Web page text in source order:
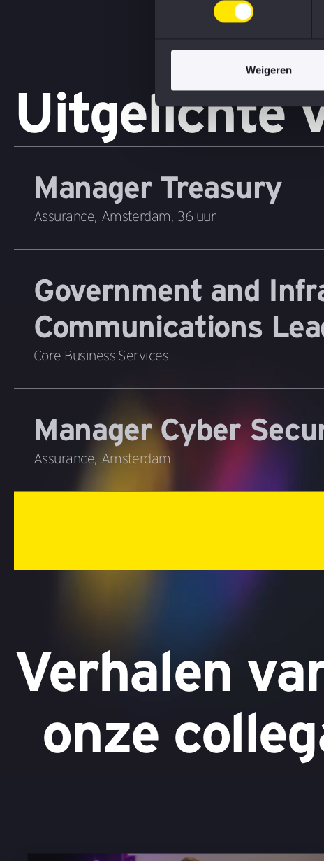
Weigeren
Uitgelichte
Manager Treasury
Assurance, Amsterdam, 36 uur
Government and
Communications
Core Business Services
Manager Cyber
Assurance, Amsterdam
Verhalen
onze